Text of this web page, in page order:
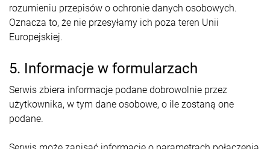
rozumieniu przepisów o ochronie danych osobowych.
Oznacza to, że nie przesyłamy ich poza teren Unii
Europejskiej.
5. Informacje w formularzach
Serwis zbiera informacje podane dobrowolnie przez
użytkownika, w tym dane osobowe, o ile zostaną one
podane.